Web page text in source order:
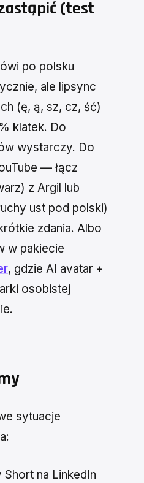
(test
po polsku
ale lipsync
(ę, ą, sz, cz, ść)
klatek. Do
wystarczy. Do
— łącz
z Argil lub
ust pod polski)
zdania. Albo
w pakiecie
, gdzie AI avatar +
osobistej
sytuacje
na LinkedIn